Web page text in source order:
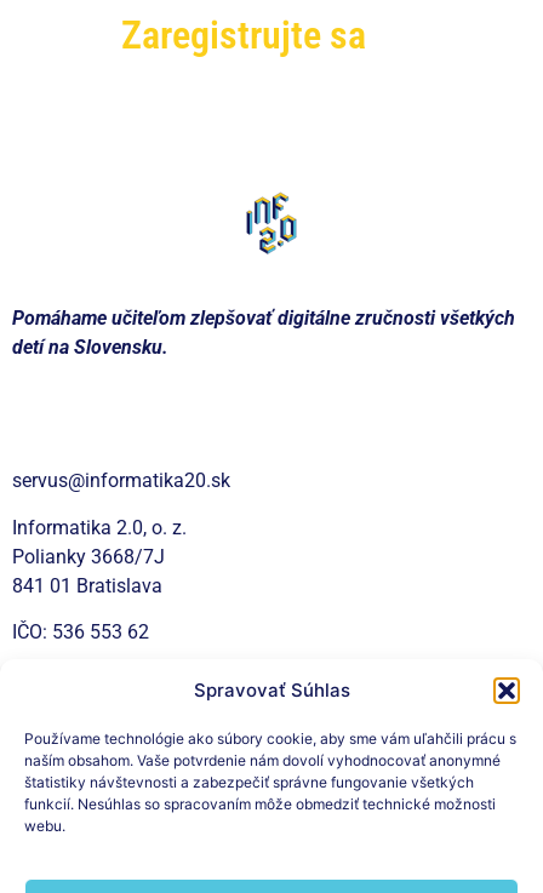
Spravovať Súhlas
Používame technológie ako súbory cookie, aby sme vám uľahčili prácu s
naším obsahom. Vaše potvrdenie nám dovolí vyhodnocovať anonymné
štatistiky návštevnosti a zabezpečiť správne fungovanie všetkých
funkcií. Nesúhlas so spracovaním môže obmedziť technické možnosti
webu.
Zaregistrujte sa
Pomáhame učiteľom zlepšovať digitálne zručnosti všetkých
detí na Slovensku.
servus@informatika20.sk
Informatika 2.0, o. z.
Polianky 3668/7J
841 01 Bratislava
IČO: 536 553 62
Sociálne siete